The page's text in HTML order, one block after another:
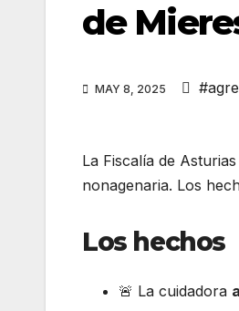
de
MAY 8, 2025
La Fiscalía de
nonagenaria. Los
Los hechos
🚨 La cuidadora